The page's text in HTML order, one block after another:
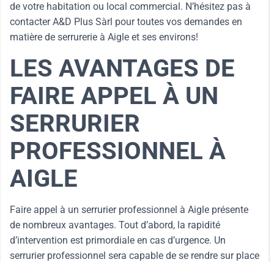
de votre habitation ou local commercial. N’hésitez pas à
contacter A&D Plus Sàrl pour toutes vos demandes en
matière de serrurerie à Aigle et ses environs!
LES AVANTAGES DE
FAIRE APPEL À UN
SERRURIER
PROFESSIONNEL À
AIGLE
Faire appel à un serrurier professionnel à Aigle présente
de nombreux avantages. Tout d’abord, la rapidité
d’intervention est primordiale en cas d’urgence. Un
serrurier professionnel sera capable de se rendre sur place